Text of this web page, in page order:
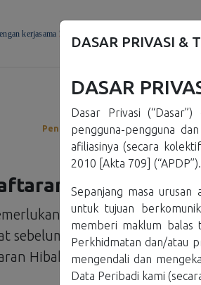
kerjasama
Pendaftaran Maklumat Hartanah
Pelanggan
anda untuk mengisi
sebelum meneruskan kepada
Hibah Hartanah ini
DASAR PRIVASI &
DASAR
Dasar Privasi
pengguna-pengguna
afiliasinya (secara
2010 [Akta 709] (“APDP”).
Sepanjang masa
untuk tujuan
memberi maklum balas
Perkhidmatan dan/atau
mengendali dan
Data Peribadi kami